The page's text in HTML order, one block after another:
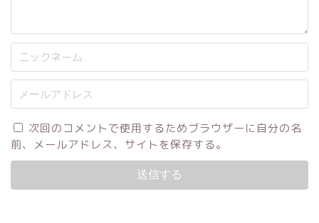
次回のコメントで使用するためブラウザーに自分の名
前、メールアドレス、サイトを保存する。